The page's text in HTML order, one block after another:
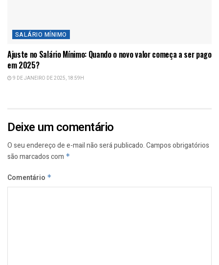
SALÁRIO MÍNIMO
Ajuste no Salário Mínimo: Quando o novo valor começa a ser pago
em 2025?
9 DE JANEIRO DE 2025, 18:59H
Deixe um comentário
O seu endereço de e-mail não será publicado.Campos obrigatórios
são marcados com *
Comentário *